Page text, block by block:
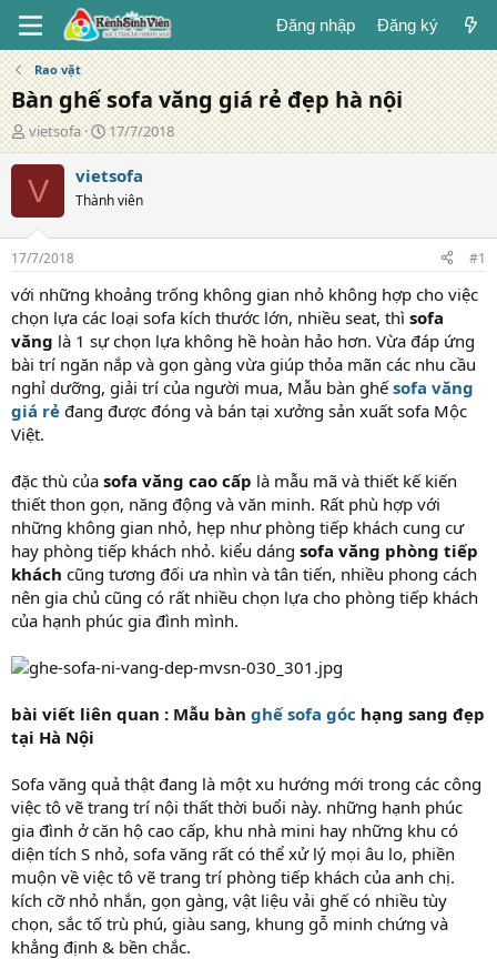
Đăng nhập Đăng ký
Rao vặt
Bàn ghế sofa văng giá rẻ đẹp hà nội
T
á
c
g
ả
vietsofa
N
g
à
y
đ
g
17/7/2018
V vietsofa
Thành viên
17/7/2018 #1
với những khoảng trống không gian nhỏ không hợp cho việc
chọn lựa các loại sofa kích thước lớn, nhiều seat, thì sofa
văng là 1 sự chọn lựa không hề hoàn hảo hơn. Vừa đáp ứng
bài trí ngăn nắp và gọn gàng vừa giúp thỏa mãn các nhu cầu
nghỉ dưỡng, giải trí của người mua, Mẫu bàn ghế sofa văng
giá rẻ đang được đóng và bán tại xưởng sản xuất sofa Mộc
Việt.
đặc thù của sofa văng cao cấp là mẫu mã và thiết kế kiến
thiết thon gọn, năng động và văn minh. Rất phù hợp với
những không gian nhỏ, hẹp như phòng tiếp khách cung cư
hay phòng tiếp khách nhỏ. kiểu dáng sofa văng phòng tiếp
khách cũng tương đối ưa nhìn và tân tiến, nhiều phong cách
nên gia chủ cũng có rất nhiều chọn lựa cho phòng tiếp khách
của hạnh phúc gia đình mình.
bài viết liên quan : Mẫu bàn ghế sofa góc hạng sang đẹp
tại Hà Nội
Sofa văng quả thật đang là một xu hướng mới trong các công
việc tô vẽ trang trí nội thất thời buổi này. những hạnh phúc
gia đình ở căn hộ cao cấp, khu nhà mini hay những khu có
diện tích S nhỏ, sofa văng rất có thể xử lý mọi âu lo, phiền
muộn về việc tô vẽ trang trí phòng tiếp khách của anh chị.
kích cỡ nhỏ nhắn, gọn gàng, vật liệu vải ghế có nhiều tùy
chọn, sắc tố trù phú, giàu sang, khung gỗ minh chứng và
khẳng định & bền chắc.